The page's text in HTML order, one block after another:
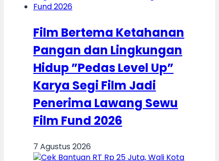
Film Bertema Ketahanan
Pangan dan Lingkungan
Hidup ”Pedas Level Up”
Karya Segi Film Jadi
Penerima Lawang Sewu
Film Fund 2026
7 Agustus 2026